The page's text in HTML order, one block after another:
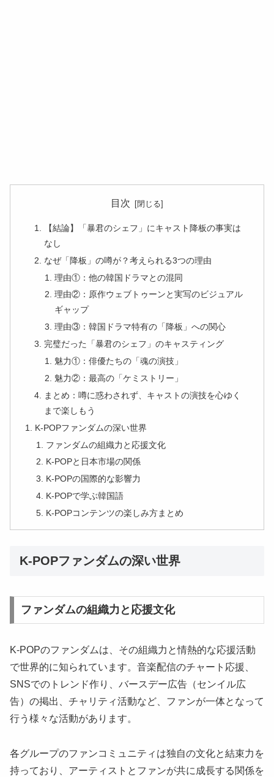
目次
【結論】「暴君のシェフ」にキャスト降板の事実は
なし
なぜ「降板」の噂が？考えられる3つの理由
理由①：他の韓国ドラマとの混同
理由②：原作ウェブトゥーンと実写のビジュアル
ギャップ
理由③：韓国ドラマ特有の「降板」への関心
完璧だった「暴君のシェフ」のキャスティング
魅力①：俳優たちの「魂の演技」
魅力②：最高の「ケミストリー」
まとめ：噂に惑わされず、キャストの演技を心ゆく
まで楽しもう
K-POPファンダムの深い世界
ファンダムの組織力と応援文化
K-POPと日本市場の関係
K-POPの国際的な影響力
K-POPで学ぶ韓国語
K-POPコンテンツの楽しみ方まとめ
K-POPファンダムの深い世界
ファンダムの組織力と応援文化
K-POPのファンダムは、その組織力と情熱的な応援活動
で世界的に知られています。音楽配信のチャート応援、
SNSでのトレンド作り、バースデー広告（センイル広
告）の掲出、チャリティ活動など、ファンが一体となって
行う様々な活動があります。
各グループのファンコミュニティは独自の文化と結束力を
持っており、アーティストとファンが共に成長する関係を